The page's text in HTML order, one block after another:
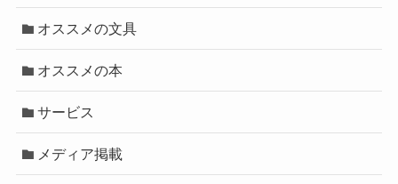
オススメの文具
オススメの本
サービス
メディア掲載